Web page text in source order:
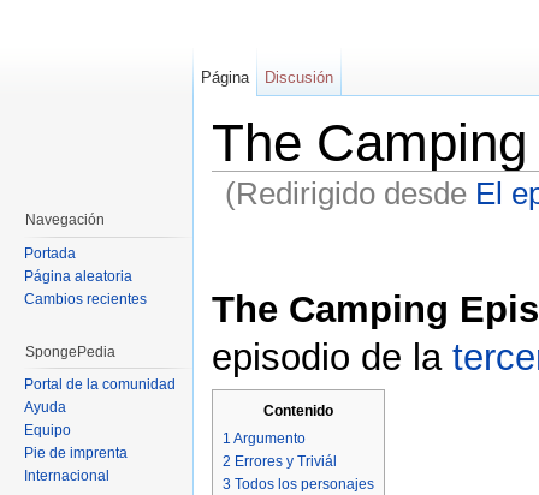
The
(Redirigido desde El
The Camping
episodio de la
Contenido
1 Argumento
2 Errores y Triviál
3 Todos los personajes
Página Discusión
Navegación
Portada
Página aleatoria
Cambios recientes
SpongePedia
Portal de la comunidad
Ayuda
Equipo
Pie de imprenta
Internacional